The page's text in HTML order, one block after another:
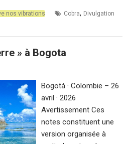
nos vibrations Cobra, Divulgation
» à Bogota
Bogotá · Colombie – 26
avril · 2026
Avertissement Ces
notes constituent une
version organisée à